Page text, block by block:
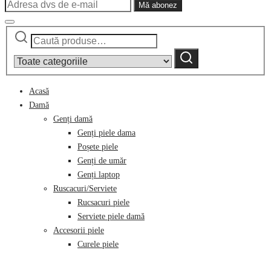
Caută
category:
Caută
Acasă
Damă
Genți damă
Genți piele dama
Poșete piele
Genți de umăr
Genți laptop
Ruscacuri/Serviete
Rucsacuri piele
Serviete piele damă
Accesorii piele
Curele piele